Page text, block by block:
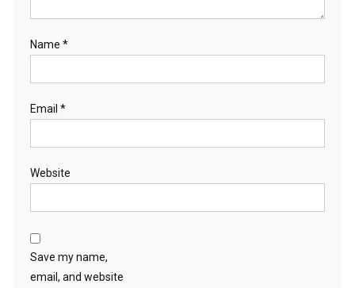
Name *
Email *
Website
Save my name,
email, and website